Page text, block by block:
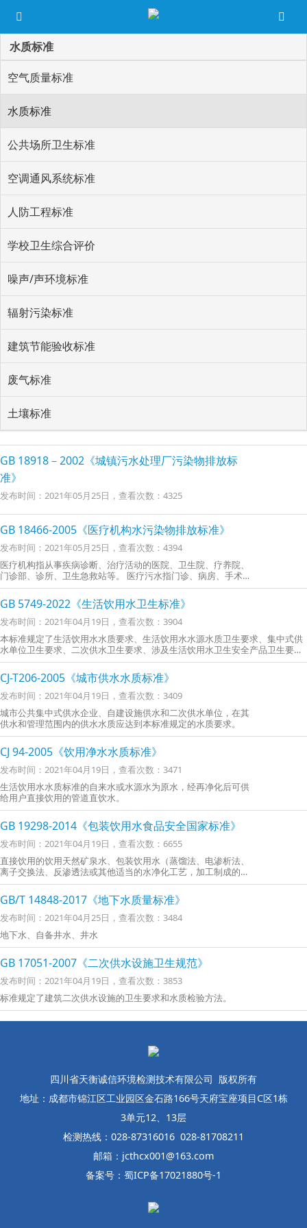
水质标准
空气质量标准
水质标准
公共场所卫生标准
空调通风系统标准
人防工程标准
学校卫生综合评价
噪声/声环境标准
辐射污染标准
建筑节能验收标准
废气标准
土壤标准
GB 18918－2002《城镇污水处理厂污染物排放标
准》
发布时间：2021年05月25日，查看次数：4325
GB 18466-2005《医疗机构水污染物排放标准》
发布时间：2021年05月25日，查看次数：4394
医疗机构指从事疾病诊断、治疗活动的医院、卫生院、疗养院、
门诊部、诊所、卫生急救站等。 医疗污水指门诊、病房、手术
室、各类检验室、病理解剖室、放射室、洗衣房、太平间等处排
出的诊疗、生活及粪便污水。
GB 5749-2022《生活饮用水卫生标准》
发布时间：2021年04月19日，查看次数：3904
本标准规定了生活饮用水水质要求、生活饮用水水源水质卫生要求、集中式供
水单位卫生要求、二次供水卫生要求、涉及生活饮用水卫生安全产品卫生要
求、水质监测和水质检验方法。
CJ-T206-2005《城市供水水质标准》
发布时间：2021年04月19日，查看次数：3409
城市公共集中式供水企业、自建设施供水和二次供水单位，在其
供水和管理范围内的供水水质应达到本标准规定的水质要求。
CJ 94-2005《饮用净水水质标准》
发布时间：2021年04月19日，查看次数：3471
生活饮用水水质标准的自来水或水源水为原水，经再净化后可供
给用户直接饮用的管道直饮水。
GB 19298-2014《包装饮用水食品安全国家标准》
发布时间：2021年04月19日，查看次数：6655
直接饮用的饮用天然矿泉水、包装饮用水（蒸馏法、电渗析法、
离子交换法、反渗透法或其他适当的水净化工艺，加工制成的包
装饮用水）
GB/T 14848-2017《地下水质量标准》
发布时间：2021年04月25日，查看次数：3484
地下水、自备井水、井水
GB 17051-2007《二次供水设施卫生规范》
发布时间：2021年04月19日，查看次数：3853
标准规定了建筑二次供水设施的卫生要求和水质检验方法。
四川省天衡诚信环境检测技术有限公司 版权所有
地址：成都市锦江区工业园区金石路166号天府宝座项目C区1栋
3单元12、13层
检测热线：028-87316016 028-81708211
邮箱：jcthcx001@163.com
备案号：蜀ICP备17021880号-1